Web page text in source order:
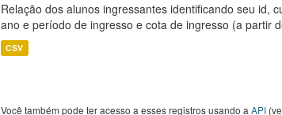
Relação dos alunos ingressantes identificando seu id,
ano e período de ingresso e cota de ingresso (a partir
CSV
Você também pode ter acesso a esses registros usando a API